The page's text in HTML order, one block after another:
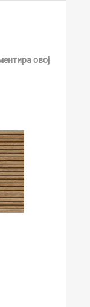
овој